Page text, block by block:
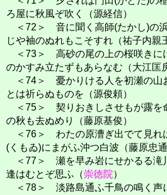
ろ屋に秋風ぞ吹く（源経信）
＜72＞ 音に聞く高師(たかし)の
じや袖のぬれもこそすれ（祐子内親
＜73＞ 高砂の尾の上の桜咲きに
のかすみ立たずもあらなむ（大江匡
＜74＞ 憂かりける人を初瀬の山
とは祈らぬものを（源俊頼）
＜75＞ 契りおきしさせもが露を
の秋も去ぬめり（藤原基俊）
＜76＞ わたの原漕ぎ出でて見れ
(くもゐ)にまがふ沖つ白波（藤原忠通
＜77＞ 瀬を早み岩にせかるる滝
逢はむとぞ思ふ（崇徳院）
＜78＞ 淡路島通ふ千鳥の鳴く声